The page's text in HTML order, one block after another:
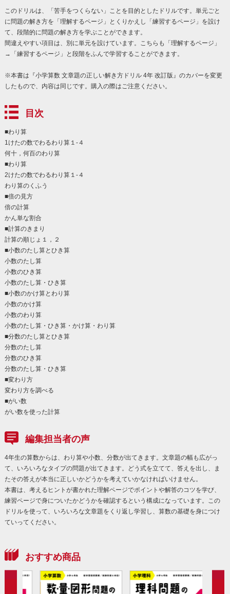
このドリルは、「苦手をつくらない」ことを目的としたドリルです。単元ごと
に問題の解き方を「理解するページ」とくりかえし「練習するページ」を設け
て、段階的に問題の解き方を学ぶことができます。
間違えやすい項目は、別に単元を設けています。こちらも「理解するページ」
→「練習するページ」と段階をふんで学習することができます。
※本書は『小学算数 文章題の正しい解き方ドリル 4年 改訂版』のカバーを変更
したもので、内容は同じです。購入の際はご注意ください。
目次
■わり算
1けたの数でわるわり算１-４
何十，何百のわり算
■わり算
2けたの数でわるわり算１-４
わり算のくふう
■倍の見方
倍の計算
かん単な割合
■計算のきまり
計算の順じょ１，２
■小数のたし算とひき算
小数のたし算
小数のひき算
小数のたし算・ひき算
■小数のかけ算とわり算
小数のかけ算
小数のわり算
小数のたし算・ひき算・かけ算・わり算
■分数のたし算とひき算
分数のたし算
分数のひき算
分数のたし算・ひき算
■変わり方
変わり方を調べる
■がい数
がい数を使った計算
編集担当者の声
4年生の算数からは、わり算や小数、分数が出てきます。文章題の幅も広がっ
て、いろいろなタイプの問題が出てきます。どう式を立てて、答えを出し、ま
たその答えが本当に正しいかどうかを考えていかなければいけません。
本書は、考えるヒントが書かれた理解ページでポイントや解答のコツを学び、
練習ページで身についたかどうかを確認するという構成になっています。この
ドリルを使って、いろいろな文章題をくり返し学習し、算数の基礎を身につけ
ていってください。
おすすめ商品